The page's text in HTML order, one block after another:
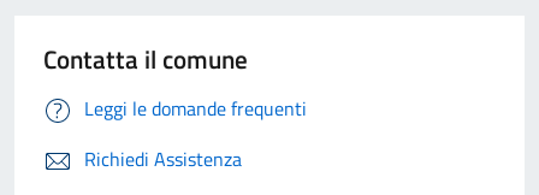
Contatta il comune
Leggi le domande frequenti
Richiedi Assistenza